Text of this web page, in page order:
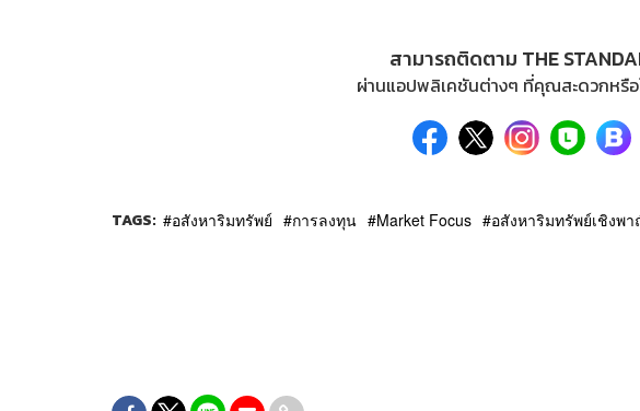
สามารถติดตาม THE
ผ่านแอปพลิเคชันต่างๆ ที่คุณสะดวกหรือ
TAGS: อสังหาริมทรัพย์ การลงทุน Market Focus อสังหาริมทรัพย์เชิงพ